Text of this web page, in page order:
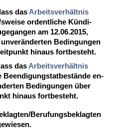
das Ar­beits­verhält­nis
or­dent­li­che Kündi­
am 12.06.2015,
Be­din­gun­gen
hin­aus fort­be­steht.
das Ar­beits­verhält­nis
Be­en­di­gungs­tat­bestände en­
Be­din­gun­gen über
hin­aus fort­be­steht.
Be­ru­fungs­be­klag­ten